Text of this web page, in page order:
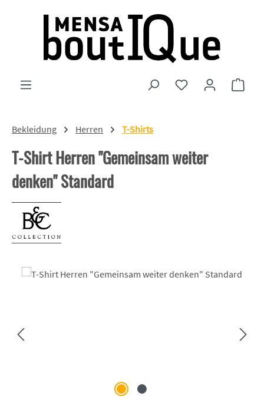
Zum Hauptinhalt springen
Du hast 0
Bekleidung Herren T-Shirts
T-Shirt Herren "Gemeinsam weiter
denken" Standard
Bildergalerie überspringen